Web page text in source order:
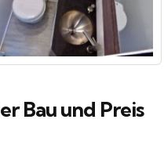
Bau und Preis